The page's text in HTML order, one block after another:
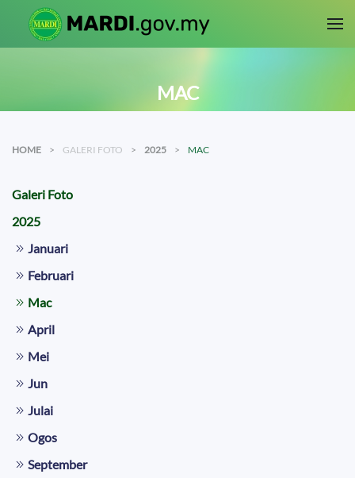
Skip to main content
MAC
HOME GALERI FOTO 2025 MAC
Galeri Foto
2025
Januari
Februari
Mac
April
Mei
Jun
Julai
Ogos
September